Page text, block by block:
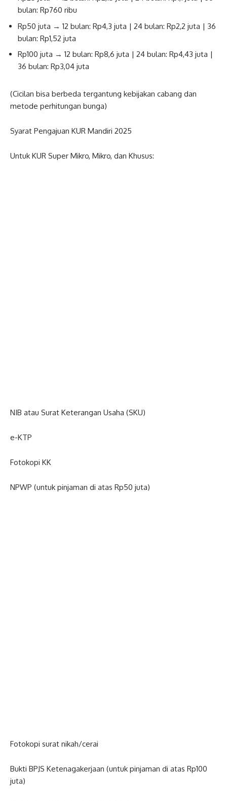
bulan: Rp760 ribu
Rp50 juta → 12 bulan: Rp4,3 juta | 24 bulan: Rp2,2 juta | 36
bulan: Rp1,52 juta
Rp100 juta → 12 bulan: Rp8,6 juta | 24 bulan: Rp4,43 juta |
36 bulan: Rp3,04 juta
(Cicilan bisa berbeda tergantung kebijakan cabang dan
metode perhitungan bunga)
Syarat Pengajuan KUR Mandiri 2025
Untuk KUR Super Mikro, Mikro, dan Khusus:
NIB atau Surat Keterangan Usaha (SKU)
e-KTP
Fotokopi KK
NPWP (untuk pinjaman di atas Rp50 juta)
Fotokopi surat nikah/cerai
Bukti BPJS Ketenagakerjaan (untuk pinjaman di atas Rp100
juta)